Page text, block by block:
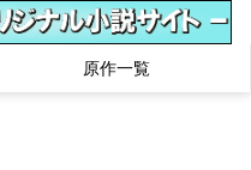
原作一覧